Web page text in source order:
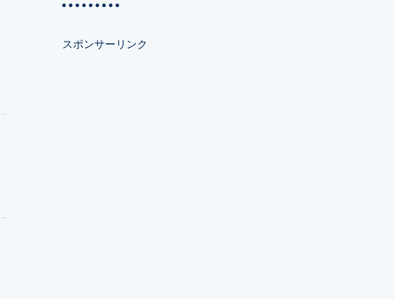
スポンサーリンク